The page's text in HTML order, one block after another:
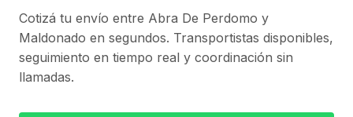
Cotizá tu envío entre Abra De Perdomo y
Maldonado en segundos. Transportistas disponibles,
seguimiento en tiempo real y coordinación sin
llamadas.